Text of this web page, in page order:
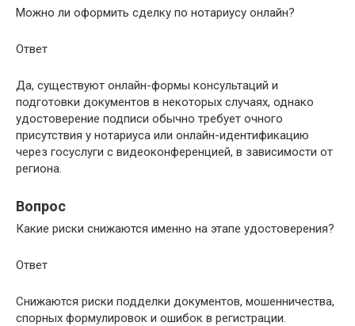
Можно ли оформить сделку по нотариусу онлайн?
Ответ
Да, существуют онлайн-формы консультаций и
подготовки документов в некоторых случаях, однако
удостоверение подписи обычно требует очного
присутствия у нотариуса или онлайн-идентификацию
через госуслуги с видеоконференцией, в зависимости от
региона.
Вопрос
Какие риски снижаются именно на этапе удостоверения?
Ответ
Снижаются риски подделки документов, мошенничества,
спорных формулировок и ошибок в регистрации.